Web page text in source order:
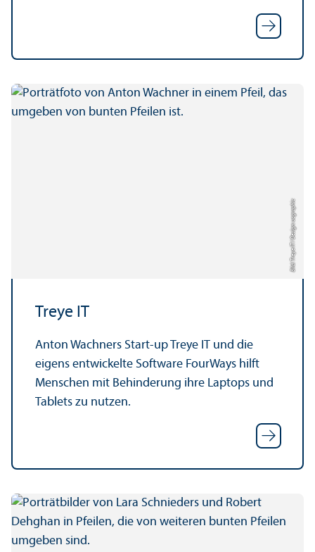
Bild: Treye IT / Design: uc graphic
Treye IT
Anton Wachners Start-up Treye IT und die
eigens entwickelte Software FourWays hilft
Menschen mit Behinderung ihre Laptops und
Tablets zu nutzen.